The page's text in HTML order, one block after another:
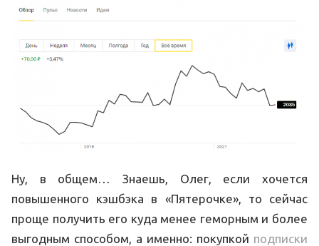
Ну, в общем… Знаешь, Олег, если хочется
повышенного кэшбэка в «Пятерочке», то сейчас
проще получить его куда менее геморным и более
выгодным способом, а именно: покупкой подписки